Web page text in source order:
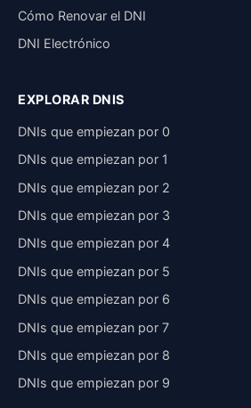
Cómo Renovar el DNI
DNI Electrónico
EXPLORAR DNIS
DNIs que empiezan por 0
DNIs que empiezan por 1
DNIs que empiezan por 2
DNIs que empiezan por 3
DNIs que empiezan por 4
DNIs que empiezan por 5
DNIs que empiezan por 6
DNIs que empiezan por 7
DNIs que empiezan por 8
DNIs que empiezan por 9